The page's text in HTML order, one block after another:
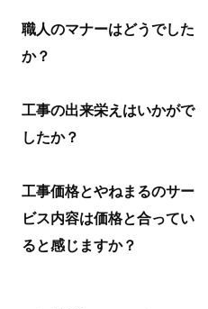
職人のマナーはどうでした
か？
工事の出来栄えはいかがで
したか？
工事価格とやねまるのサー
ビス内容は価格と合ってい
ると感じますか？